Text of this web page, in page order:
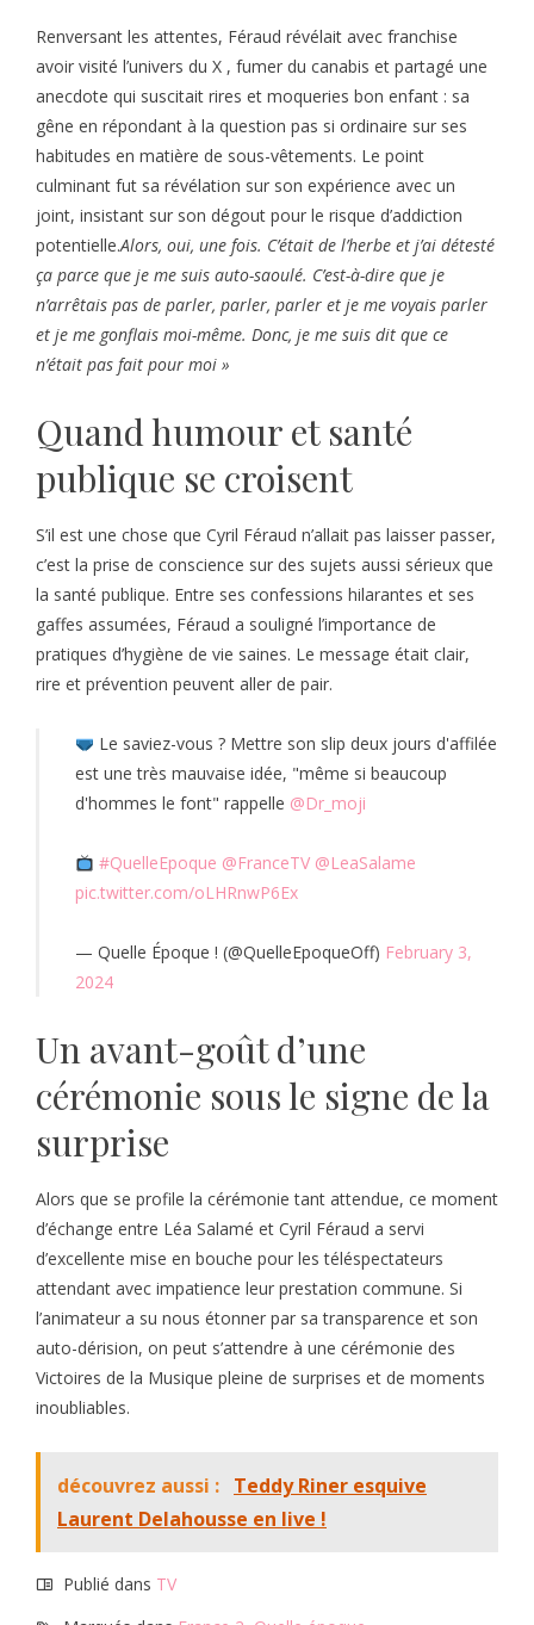
Renversant les attentes, Féraud révélait avec franchise
avoir visité l’univers du X , fumer du canabis et partagé une
anecdote qui suscitait rires et moqueries bon enfant : sa
gêne en répondant à la question pas si ordinaire sur ses
habitudes en matière de sous-vêtements. Le point
culminant fut sa révélation sur son expérience avec un
joint, insistant sur son dégout pour le risque d’addiction
potentielle.Alors, oui, une fois. C’était de l’herbe et j’ai détesté
ça parce que je me suis auto-saoulé. C’est-à-dire que je
n’arrêtais pas de parler, parler, parler et je me voyais parler
et je me gonflais moi-même. Donc, je me suis dit que ce
n’était pas fait pour moi »
Quand humour et santé
publique se croisent
S’il est une chose que Cyril Féraud n’allait pas laisser passer,
c’est la prise de conscience sur des sujets aussi sérieux que
la santé publique. Entre ses confessions hilarantes et ses
gaffes assumées, Féraud a souligné l’importance de
pratiques d’hygiène de vie saines. Le message était clair,
rire et prévention peuvent aller de pair.
Le saviez-vous ? Mettre son slip deux jours d'affilée
est une très mauvaise idée, "même si beaucoup
d'hommes le font" rappelle @Dr_moji
#QuelleEpoque @FranceTV @LeaSalame
pic.twitter.com/oLHRnwP6Ex
— Quelle Époque ! (@QuelleEpoqueOff) February 3,
2024
Un avant-goût d’une
cérémonie sous le signe de la
surprise
Alors que se profile la cérémonie tant attendue, ce moment
d’échange entre Léa Salamé et Cyril Féraud a servi
d’excellente mise en bouche pour les téléspectateurs
attendant avec impatience leur prestation commune. Si
l’animateur a su nous étonner par sa transparence et son
auto-dérision, on peut s’attendre à une cérémonie des
Victoires de la Musique pleine de surprises et de moments
inoubliables.
découvrez aussi : Teddy Riner esquive
Laurent Delahousse en live !
Publié dans TV